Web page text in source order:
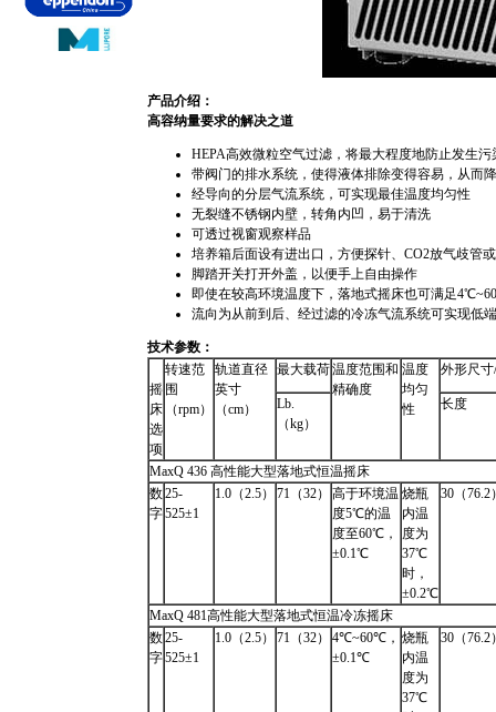
产品介绍：
高容纳量要求的解决之道
HEPA高效微粒空气过滤，将最大程度地防止发生污
带阀门的排水系统，使得液体排除变得容易，从而
经导向的分层气流系统，可实现最佳温度均匀性
无裂缝不锈钢内壁，转角内凹，易于清洗
可透过视窗观察样品
培养箱后面设有进出口，方便探针、CO2放气歧管
脚踏开关打开外盖，以便手上自由操作
即使在较高环境温度下，落地式摇床也可满足
流向为从前到后、经过滤的冷冻气流系统可实现低
技术参数：
摇
床
选
项
转速范
围
（rpm）
轨道直径
英寸
（cm）
最大载荷温度范围和
精确度
温度
均匀
性
外形尺
Lb.
（kg）
长度
MaxQ 436 高性能大型落地式恒温摇床
数
字
25-
525±1
1.0（2.5） 71（32）
高于环境温
度5℃的温
度至60℃，
±0.1℃
烧瓶
内温
度为
37℃
时，
±0.2℃
30（76.2
MaxQ 481高性能大型落地式恒温冷冻摇床
数
字
25-
525±1
1.0（2.5） 71（32）
4℃~60℃，
±0.1℃
烧瓶
内温
度为
37℃
30（76.2